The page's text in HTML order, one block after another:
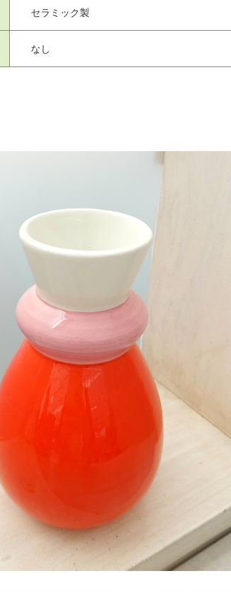
セラミック製
なし